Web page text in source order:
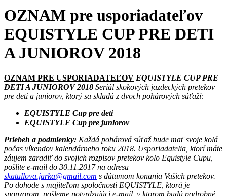
OZNAM pre usporiadateľov
EQUISTYLE CUP PRE DETI
A JUNIOROV 2018
OZNAM PRE USPORIADATEĽOV EQUISTYLE CUP PRE
DETI A JUNIOROV 2018 Seriál skokových jazdeckých pretekov
pre deti a juniorov, ktorý sa skladá z dvoch pohárových súťaží:
EQUISTYLE Cup pre deti
EQUISTYLE Cup pre juniorov
Priebeh a podmienky: Každá pohárová súťaž bude mať svoje kolá
počas víkendov kalendárneho roku 2018. Usporiadatelia, ktorí máte
záujem zaradiť do svojich rozpisov pretekov kolo Equistyle Cupu,
pošlite e-mail do 30.11.2017 na adresu
skatullova.jarka@gmail.com s dátumom konania Vašich pretekov.
Po dohode s majiteľom spoločnosti EQUISTYLE, ktorá je
sponzorom, pošleme potvrdzujúci e-mail, v ktorom budú podrobné